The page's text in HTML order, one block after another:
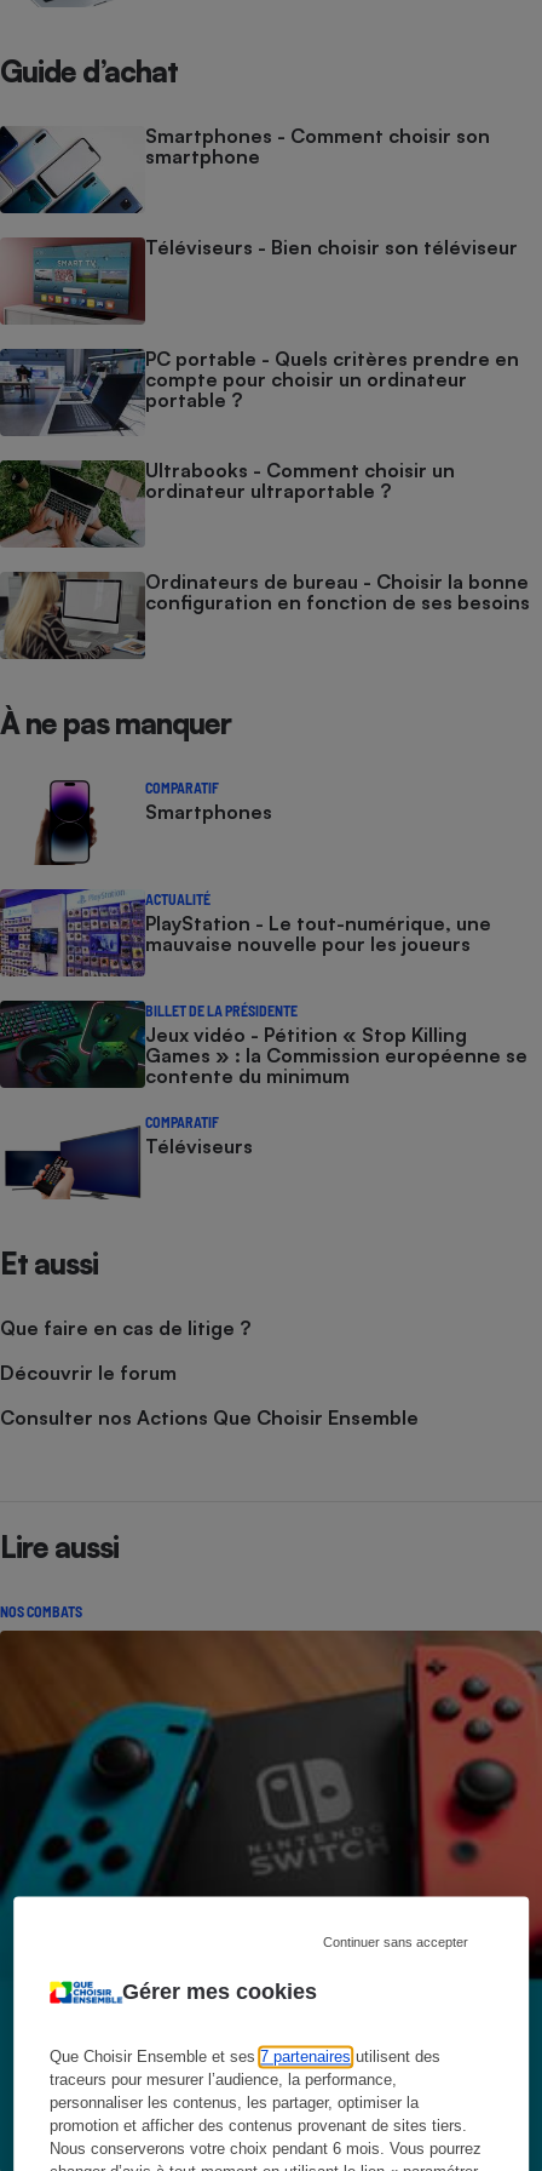
Gérer mes cookies
Que Choisir Ensemble et ses7 partenaires utilisent des
traceurs pour mesurer l’audience, la performance,
personnaliser les contenus, les partager, optimiser la
promotion et afficher des contenus provenant de sites tiers.
Nous conserverons votre choix pendant 6 mois. Vous pourrez
Continuer sans accepter
Guide d’achat
Smartphones - Comment choisir son
smartphone
Téléviseurs - Bien choisir son téléviseur
PC portable - Quels critères prendre en
compte pour choisir un ordinateur
portable ?
Ultrabooks - Comment choisir un
ordinateur ultraportable ?
Ordinateurs de bureau - Choisir la bonne
configuration en fonction de ses besoins
À ne pas manquer
COMPARATIF
Smartphones
ACTUALITÉ
PlayStation - Le tout-numérique, une
mauvaise nouvelle pour les joueurs
BILLET DE LA PRÉSIDENTE
Jeux vidéo - Pétition « Stop Killing
Games » : la Commission européenne se
contente du minimum​​​​​​
COMPARATIF
Téléviseurs
Et aussi
Que faire en cas de litige ?
Découvrir le forum
Consulter nos Actions Que Choisir Ensemble
Lire aussi
NOS COMBATS